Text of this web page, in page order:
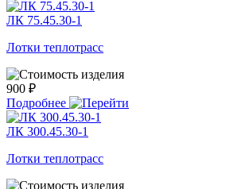
ЛК 75.45.30-1
Лотки теплотрасс
900 ₽
Подробнее
ЛК 300.45.30-1
Лотки теплотрасс